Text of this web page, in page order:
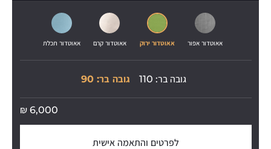
אאוטדור אפור אאוטדור ירוק אאוטדור קרם אאוטדור תכלת
גובה בר: 110 גובה בר: 90
6,000
₪
לפרטים והתאמה אישית